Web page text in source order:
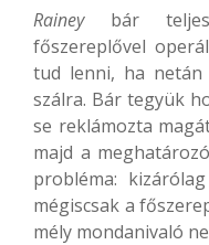
Raineybár
főszereplővel
tud lenni, ha netán
szálra. Bár tegyük
se reklámozta
majd a
probléma:
mégiscsak a
mély mondanivaló